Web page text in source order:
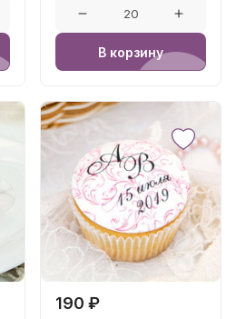
В корзину
190 ₽